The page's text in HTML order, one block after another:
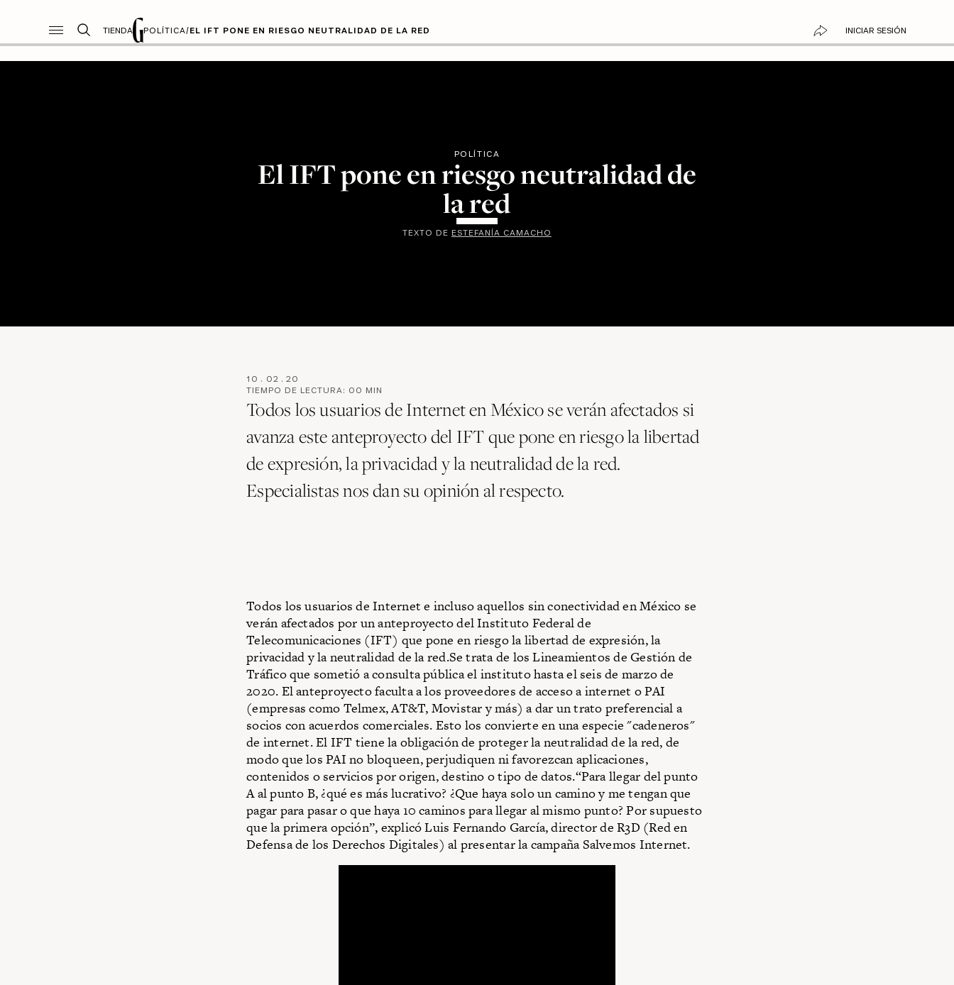
TIENDA POLÍTICA/EL IFT PONE EN RIESGO NEUTRALIDAD DE LA RED INICIAR SESIÓN
POLÍTICA
El IFT pone en riesgo neutralidad de
la red
TEXTO DE ESTEFANÍA CAMACHO
10 . 02 . 20
TIEMPO DE LECTURA: 00 MIN
Todos los usuarios de Internet en México se verán afectados si
avanza este anteproyecto del IFT que pone en riesgo la libertad
de expresión, la privacidad y la neutralidad de la red.
Especialistas nos dan su opinión al respecto.
Todos los usuarios de Internet e incluso aquellos sin conectividad en México se
verán afectados por un anteproyecto del Instituto Federal de
Telecomunicaciones (IFT) que pone en riesgo la libertad de expresión, la
privacidad y la neutralidad de la red.Se trata de los Lineamientos de Gestión de
Tráfico que sometió a consulta pública el instituto hasta el seis de marzo de
2020. El anteproyecto faculta a los proveedores de acceso a internet o PAI
(empresas como Telmex, AT&T, Movistar y más) a dar un trato preferencial a
socios con acuerdos comerciales. Esto los convierte en una especie "cadeneros"
de internet. El IFT tiene la obligación de proteger la neutralidad de la red, de
modo que los PAI no bloqueen, perjudiquen ni favorezcan aplicaciones,
contenidos o servicios por origen, destino o tipo de datos.“Para llegar del punto
A al punto B, ¿qué es más lucrativo? ¿Que haya solo un camino y me tengan que
pagar para pasar o que haya 10 caminos para llegar al mismo punto? Por supuesto
que la primera opción”, explicó Luis Fernando García, director de R3D (Red en
Defensa de los Derechos Digitales) al presentar la campaña Salvemos Internet.